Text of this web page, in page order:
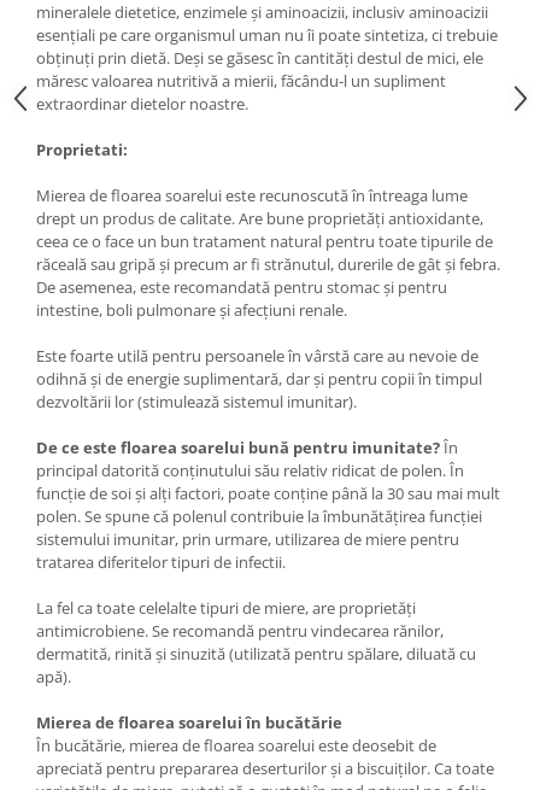
mineralele dietetice, enzimele și aminoacizii, inclusiv aminoacizii
esențiali pe care organismul uman nu îi poate sintetiza, ci trebuie
obținuți prin dietă. Deși se găsesc în cantități destul de mici, ele
măresc valoarea nutritivă a mierii, făcându-l un supliment
extraordinar dietelor noastre.
Proprietati:
Mierea de floarea soarelui este recunoscută în întreaga lume
drept un produs de calitate. Are bune proprietăți antioxidante,
ceea ce o face un bun tratament natural pentru toate tipurile de
răceală sau gripă și precum ar fi strănutul, durerile de gât și febra.
De asemenea, este recomandată pentru stomac și pentru
intestine, boli pulmonare și afecțiuni renale.
Este foarte utilă pentru persoanele în vârstă care au nevoie de
odihnă și de energie suplimentară, dar și pentru copii în timpul
dezvoltării lor (stimulează sistemul imunitar).
De ce este floarea soarelui bună pentru imunitate?În
principal datorită conținutului său relativ ridicat de polen. În
funcție de soi și alți factori, poate conține până la 30 sau mai mult
polen. Se spune că polenul contribuie la îmbunătățirea funcției
sistemului imunitar, prin urmare, utilizarea de miere pentru
tratarea diferitelor tipuri de infectii.
La fel ca toate celelalte tipuri de miere, are proprietăți
antimicrobiene. Se recomandă pentru vindecarea rănilor,
dermatită, rinită și sinuzită (utilizată pentru spălare, diluată cu
apă).
Mierea de floarea soarelui în bucătărie
În bucătărie, mierea de floarea soarelui este deosebit de
apreciată pentru prepararea deserturilor și a biscuiților. Ca toate